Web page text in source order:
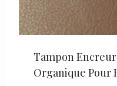
Tampon Encreur
Organique Pour